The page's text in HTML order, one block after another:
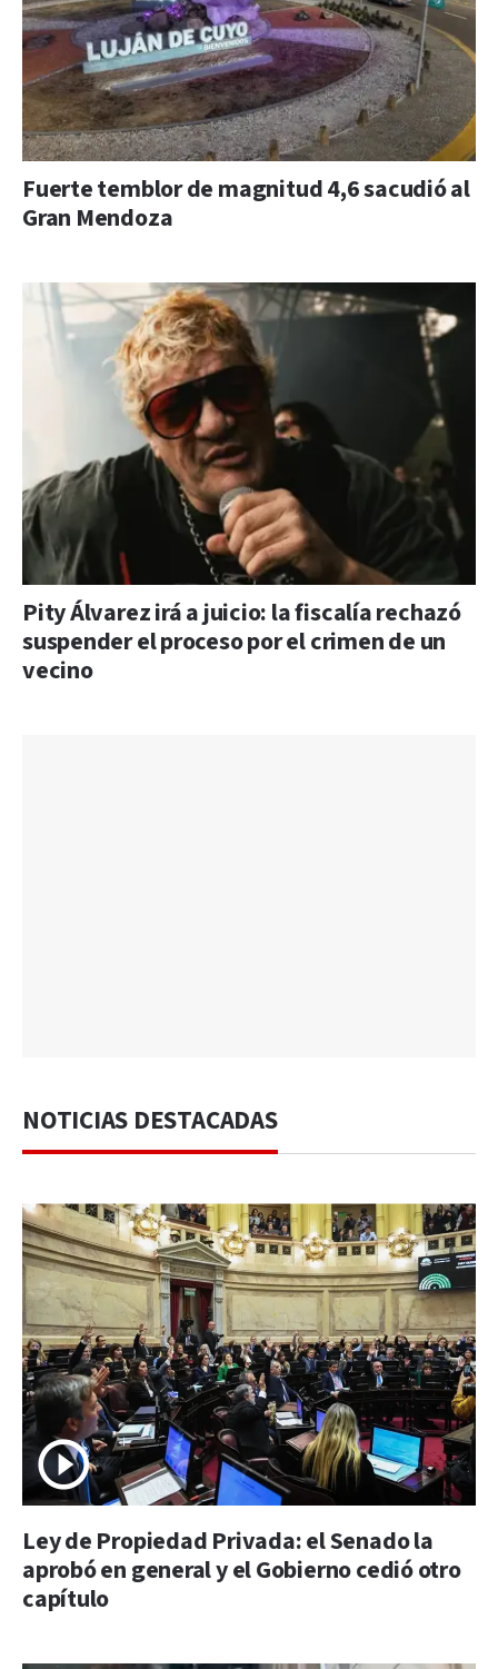
Fuerte temblor de magnitud 4,6 sacudió al
Gran Mendoza
Pity Álvarez irá a juicio: la fiscalía rechazó
suspender el proceso por el crimen de un
vecino
NOTICIAS DESTACADAS
Ley de Propiedad Privada: el Senado la
aprobó en general y el Gobierno cedió otro
capítulo